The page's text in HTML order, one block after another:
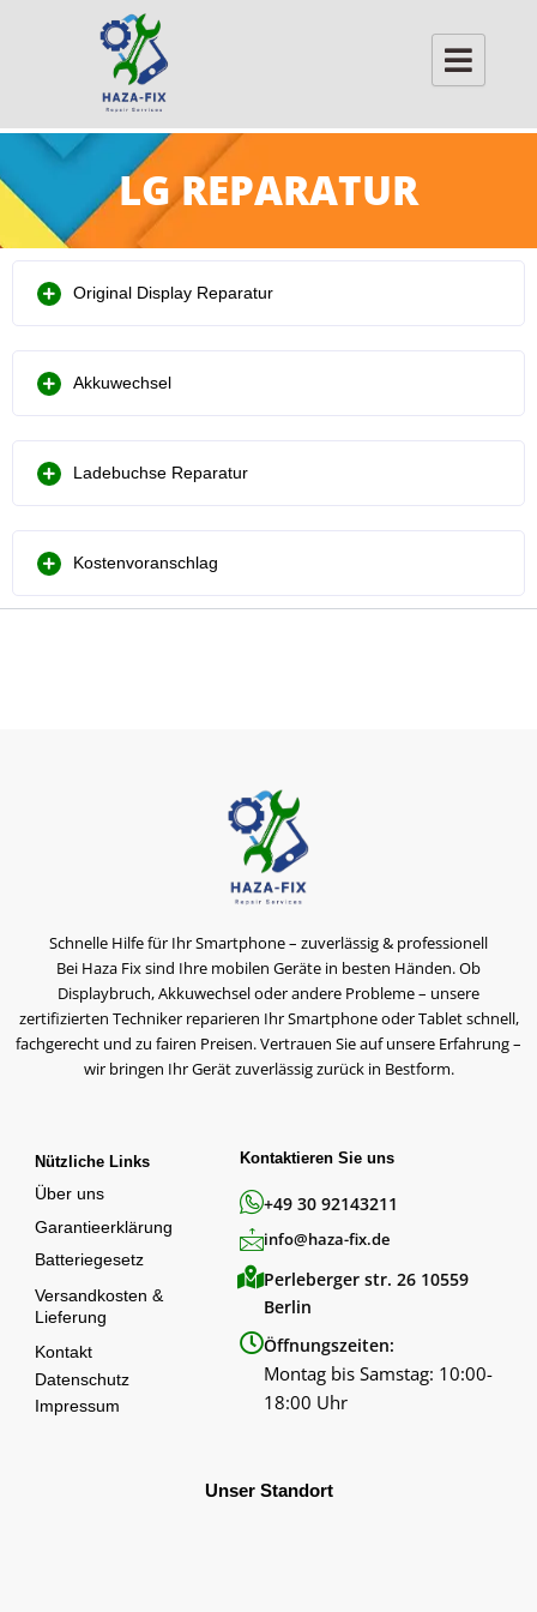
LG REPARATUR
Original Display Reparatur
Akkuwechsel
Ladebuchse Reparatur
Kostenvoranschlag
Schnelle Hilfe für Ihr Smartphone – zuverlässig & professionell
Bei Haza Fix sind Ihre mobilen Geräte in besten Händen. Ob
Displaybruch, Akkuwechsel oder andere Probleme – unsere
zertifizierten Techniker reparieren Ihr Smartphone oder Tablet schnell,
fachgerecht und zu fairen Preisen. Vertrauen Sie auf unsere Erfahrung –
wir bringen Ihr Gerät zuverlässig zurück in Bestform.
Nützliche Links
Über uns
Garantieerklärung
Batteriegesetz
Versandkosten &
Lieferung
Kontakt
Datenschutz
Impressum
Kontaktieren Sie uns
+49 30 92143211
info@haza-fix.de
Perleberger str. 26 10559
Berlin
Öffnungszeiten:
Montag bis Samstag: 10:00-
18:00 Uhr
Unser Standort